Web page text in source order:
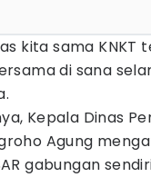
kita sama KNKT
di sana
Kepala Dinas
Agung
gabungan